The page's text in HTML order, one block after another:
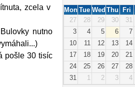
zcela v
nutno
pošle 30 tisíc
Mon Tue Wed Thu Fri
27
28 29 30 31
3
4 5 6 7
10
11 12 13 14
17
18 19 20 21
24
25 26 27 28
31
1 2 3 4